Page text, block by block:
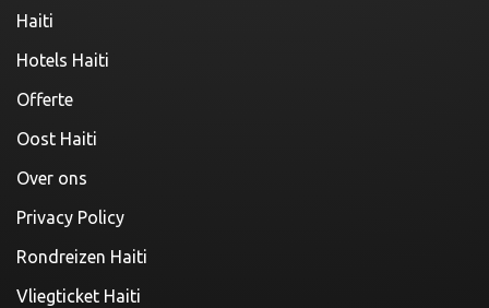
Haiti
Hotels Haiti
Offerte
Oost Haiti
Over ons
Privacy Policy
Rondreizen Haiti
Vliegticket Haiti